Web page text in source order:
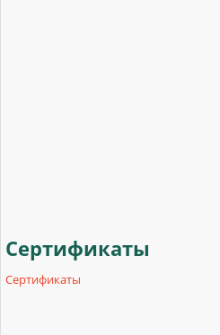
Сертификаты
Сертификаты